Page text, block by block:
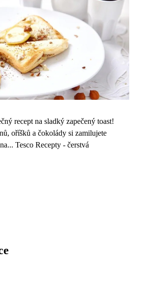
recept na sladký zapečený toast!
oříšků a čokolády si zamilujete
Tesco Recepty - čerstvá